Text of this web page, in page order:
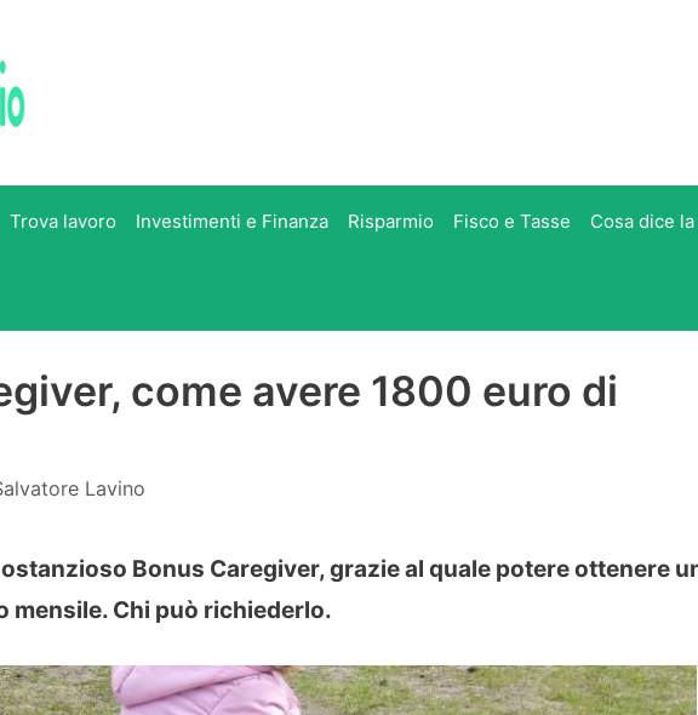
Trova lavoro Investimenti e Finanza Risparmio Fisco e Tasse Cosa dice
come avere 1800 euro di
Lavino
Bonus Caregiver, grazie al quale potere ottenere
mensile. Chi può richiederlo.